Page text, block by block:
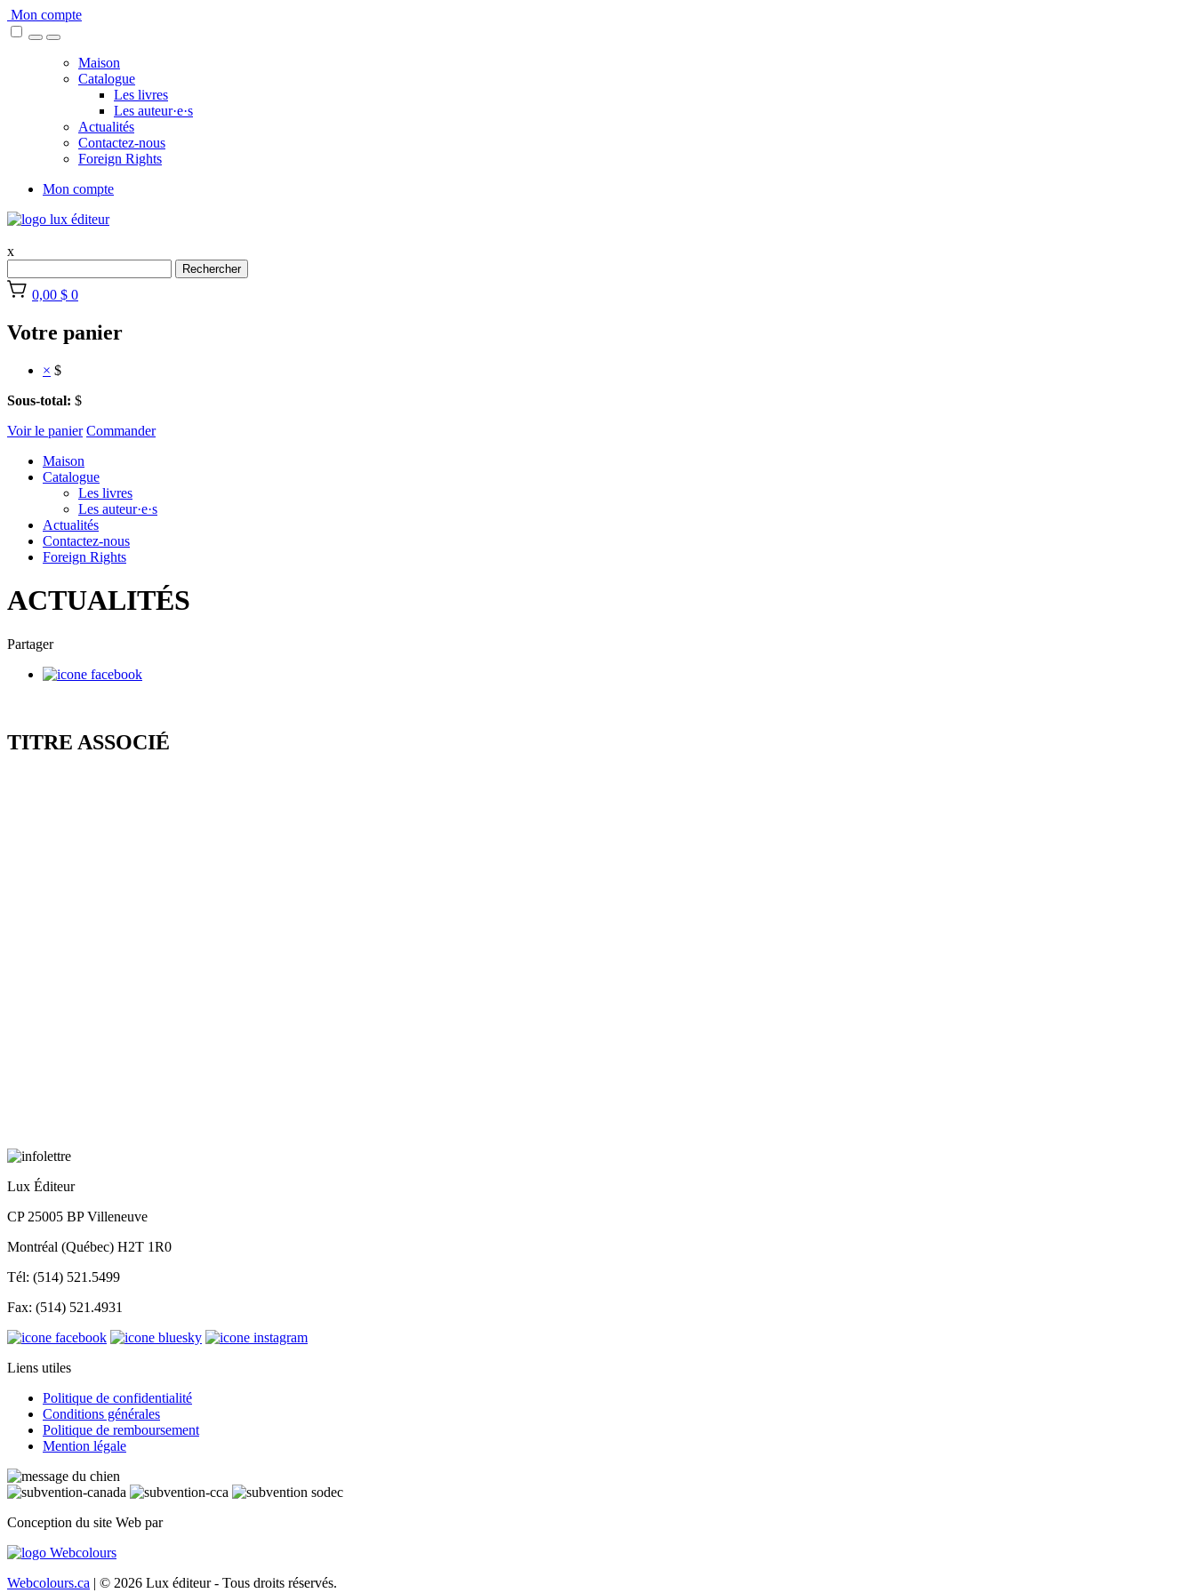
Skip
to
Mon compte
Maison
Catalogue
Les livres
Les auteur·e·s
Actualités
Contactez-nous
Foreign Rights
Mon compte
x
Rechercher
0,00 $ 0
Votre panier
× $
Sous-total: $
Voir le panier Commander
Maison
Catalogue
Les livres
Les auteur·e·s
Actualités
Contactez-nous
Foreign Rights
ACTUALITÉS
Partager
TITRE ASSOCIÉ
Lux Éditeur
CP 25005 BP Villeneuve
Montréal (Québec) H2T 1R0
Tél: (514) 521.5499
Fax: (514) 521.4931
Liens utiles
Politique de confidentialité
Conditions générales
Politique de remboursement
Mention légale
Conception du site Web par
Webcolours.ca | © 2026 Lux éditeur - Tous droits réservés.